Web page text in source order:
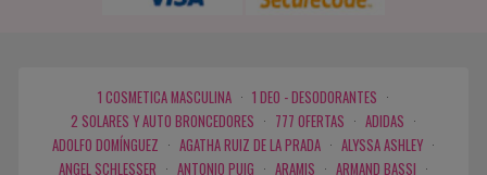
1 COSMETICA MASCULINA · 1 DEO - DESODORANTES ·
2 SOLARES Y AUTO BRONCEDORES · 777 OFERTAS · ADIDAS ·
ADOLFO DOMÍNGUEZ · AGATHA RUIZ DE LA PRADA · ALYSSA ASHLEY ·
ANGEL SCHLESSER · ANTONIO PUIG · ARAMIS · ARMAND BASSI ·